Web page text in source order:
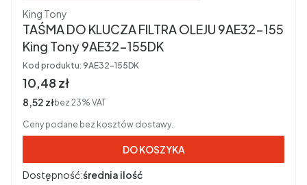
Producent
King Tony
TAŚMA DO KLUCZA FILTRA OLEJU 9AE32-155
King Tony 9AE32-155DK
Kod produktu: 9AE32-155DK
Cena brutto
10,48 zł
Cena netto
8,52 złbez 23% VAT
Ceny podane bez kosztów dostawy.
DO KOSZYKA
Dostępność:średnia ilość